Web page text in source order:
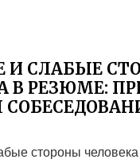
И СЛАБЫЕ
В РЕЗЮМЕ:
стороны